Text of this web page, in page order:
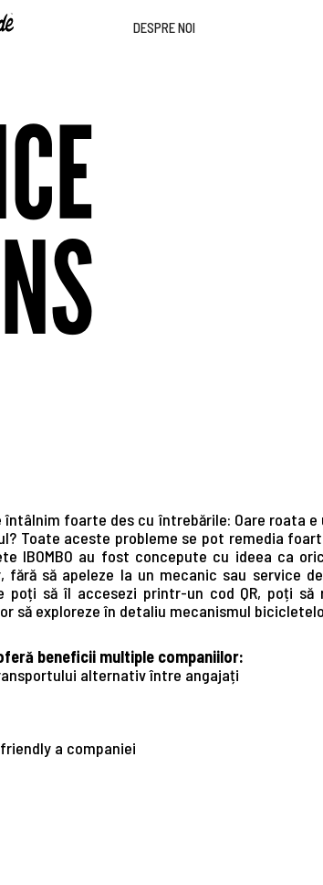
DESPRE NOI
foarte des cu întrebările: Oare roata e
Toate aceste probleme se pot remedia
IBOMBO au fost concepute cu ideea ca
fără să apeleze la un mecanic sau service
poți să îl accesezi printr-un cod QR, poți
să exploreze în detaliu mecanismul
beneficii multiple companiilor:
alternativ între angajați
a companiei